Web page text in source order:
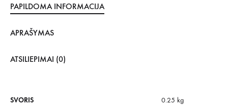
PAPILDOMA INFORMACIJA
APRAŠYMAS
ATSILIEPIMAI (0)
SVORIS 0.25 kg